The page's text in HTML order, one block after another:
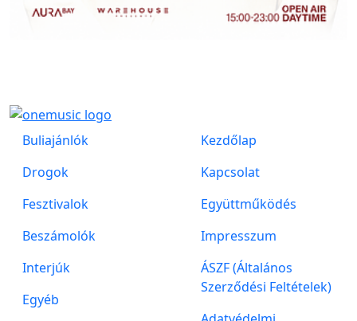
Buliajánlók
Drogok
Fesztivalok
Beszámolók
Interjúk
Egyéb
Kezdőlap
Kapcsolat
Együttműködés
Impresszum
ÁSZF (Általános
Szerződési Feltételek)